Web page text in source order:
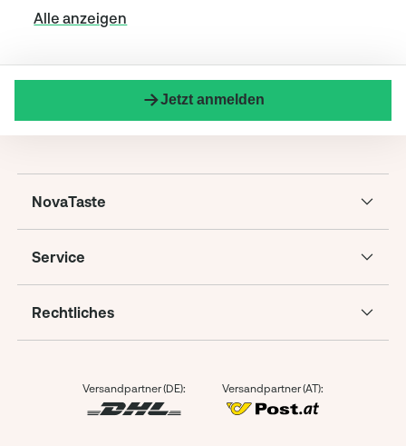
Alle anzeigen
Jetzt anmelden
NovaTaste
Service
Rechtliches
Versandpartner (DE): Versandpartner (AT):